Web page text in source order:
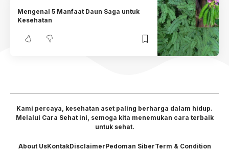
Mengenal 5 Manfaat Daun Saga untuk
Kesehatan
Kami percaya, kesehatan aset paling berharga dalam hidup.
Melalui Cara Sehat ini, semoga kita menemukan cara terbaik
untuk sehat.
About UsKontakDisclaimerPedoman SiberTerm & Condition